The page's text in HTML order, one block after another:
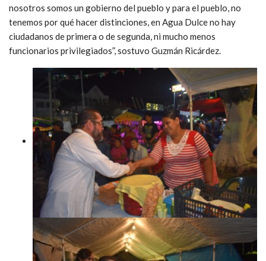
nosotros somos un gobierno del pueblo y para el pueblo, no
tenemos por qué hacer distinciones, en Agua Dulce no hay
ciudadanos de primera o de segunda, ni mucho menos
funcionarios privilegiados”, sostuvo Guzmán Ricárdez.